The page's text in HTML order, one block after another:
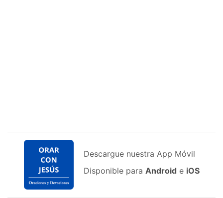
Descargue nuestra App Móvil
Disponible para Android e iOS